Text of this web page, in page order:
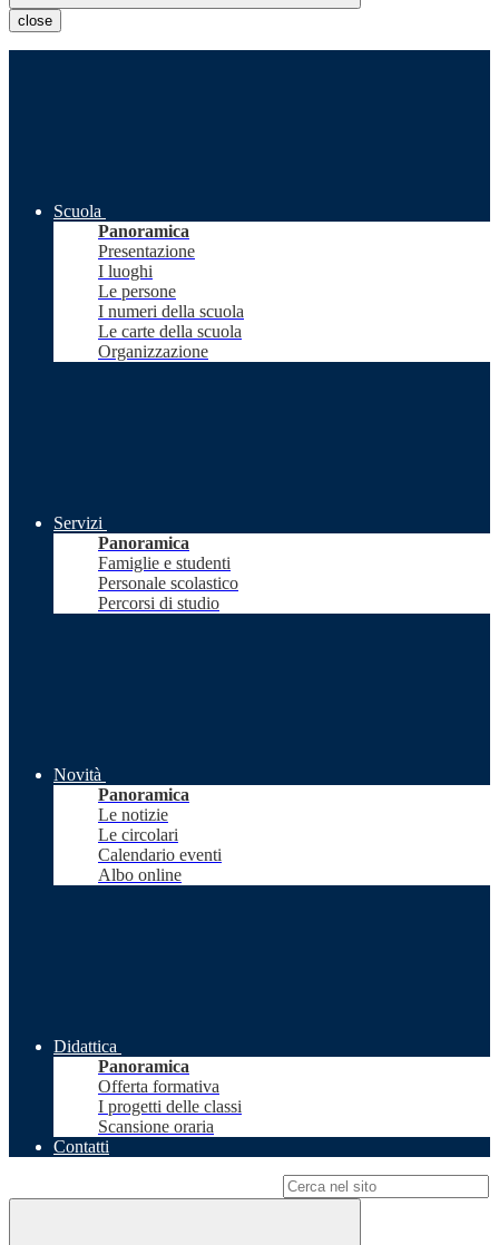
close
Scuola
Panoramica
Presentazione
I luoghi
Le persone
I numeri della scuola
Le carte della scuola
Organizzazione
Servizi
Panoramica
Famiglie e studenti
Personale scolastico
Percorsi di studio
Novità
Panoramica
Le notizie
Le circolari
Calendario eventi
Albo online
Didattica
Panoramica
Offerta formativa
I progetti delle classi
Scansione oraria
Contatti